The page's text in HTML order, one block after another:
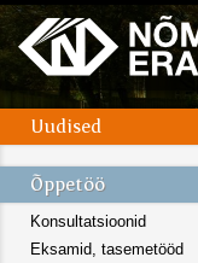
Konsultatsioonid
Eksamid, tasemetööd